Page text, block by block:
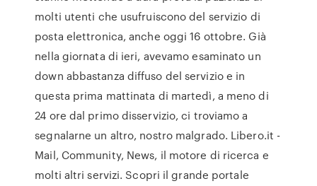
molti utenti che usufruiscono del servizio di
posta elettronica, anche oggi 16 ottobre. Già
nella giornata di ieri, avevamo esaminato un
down abbastanza diffuso del servizio e in
questa prima mattinata di martedì, a meno di
24 ore dal primo disservizio, ci troviamo a
segnalarne un altro, nostro malgrado. Libero.it -
Mail, Community, News, il motore di ricerca e
molti altri servizi. Scopri il grande portale